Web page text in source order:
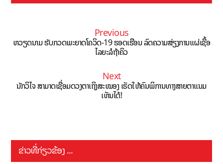
Previous
ຫວຽດນາມ ຮັບກວດພະຍາດໂຄວິດ-19 ຮອດເຮືອນ ລົດຄວາມສ່ຽງການແຜ່ເຊື້ອ
ໄລຍະລໍຖ້າຄິວ
Next
ນັກວິໄຈ ສາມາດເຊື່ອມດວງຕາເຖິງສະໝອງ ເຮັດໃຫ້ຄົນພິການທາງສາຍຕາແນມ
ເຫັນໄດ້!
ຂ່າວທີ່ກ່ຽວຂ້ອງ ...